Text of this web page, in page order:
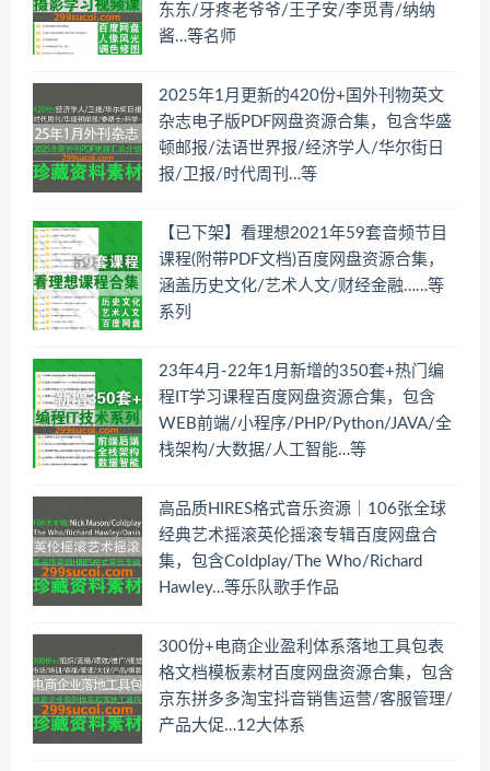
东东/牙疼老爷爷/王子安/李觅青/纳纳
酱…等名师
2025年1月更新的420份+国外刊物英文
杂志电子版PDF网盘资源合集，包含华盛
顿邮报/法语世界报/经济学人/华尔街日
报/卫报/时代周刊…等
【已下架】看理想2021年59套音频节目
课程(附带PDF文档)百度网盘资源合集，
涵盖历史文化/艺术人文/财经金融……等
系列
23年4月-22年1月新增的350套+热门编
程IT学习课程百度网盘资源合集，包含
WEB前端/小程序/PHP/Python/JAVA/全
栈架构/大数据/人工智能…等
高品质HIRES格式音乐资源｜106张全球
经典艺术摇滚英伦摇滚专辑百度网盘合
集，包含Coldplay/The Who/Richard
Hawley…等乐队歌手作品
300份+电商企业盈利体系落地工具包表
格文档模板素材百度网盘资源合集，包含
京东拼多多淘宝抖音销售运营/客服管理/
产品大促…12大体系